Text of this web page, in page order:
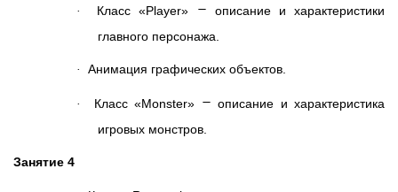
· Класс «Player» – описание и характеристики
главного персонажа.
· Анимация графических объектов.
· Класс «Monster» – описание и характеристика
игровых монстров.
Занятие 4